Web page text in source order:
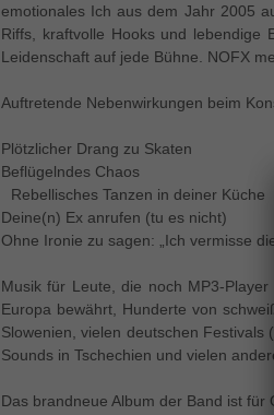
emotionales Ich aus dem Jahr 2005
Riffs, kraftvolle Hooks und lebendige
Leidenschaft auf jede Bühne. NOFX
Auftretende Nebenwirkungen beim
Plötzlicher Drang zu Skaten
Beflügelndes Chaos
Rebellisches Tanzen in deiner Küche
Deine(n) Ex anrufen (tu es nicht)
Ohne Ironie zu sagen: „Ich vermisse die
Musik für Leute, die noch MP3-
Europa bewährt, Hunderte von
Slowenien, vielen deutschen
Sounds in Tschechien und vielen
Das brandneue Album der Band ist